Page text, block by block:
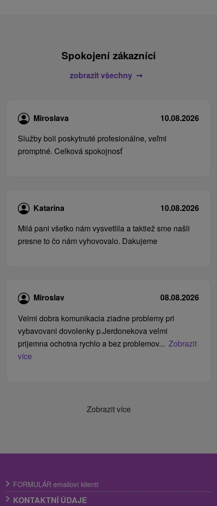
Spokojení zákazníci
zobrazit všechny
Miroslava
10.08.2026
Služby boli poskytnuté profesionálne, veľmi
promptné. Celková spokojnosť
Katarína
10.08.2026
Milá pani všetko nám vysvetlila a taktiež sme našli
presne to čo nám vyhovovalo. Dakujeme
Miroslav
08.08.2026
Velmi dobra komunikacia ziadne problemy pri
vybavovani dovolenky p.Jerdonekova velmi
prijemna ochotna rychlo a bez problemov... Zobrazit
více
Zobrazit více
FORMULÁR emailoví klienti
KONTAKTNÍ ÚDAJE